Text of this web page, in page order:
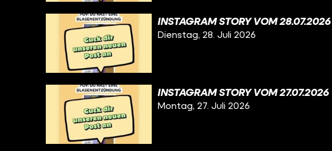
INSTAGRAM STORY VOM 28.07.2026
Dienstag, 28. Juli 2026
INSTAGRAM STORY VOM 27.07.2026
Montag, 27. Juli 2026